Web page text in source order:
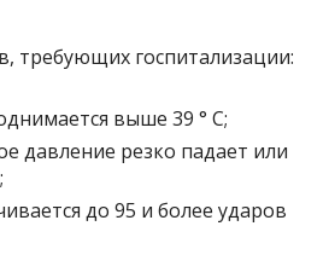
требующих госпитализации:
выше 39 ° C;
давление резко падает или
до 95 и более ударов